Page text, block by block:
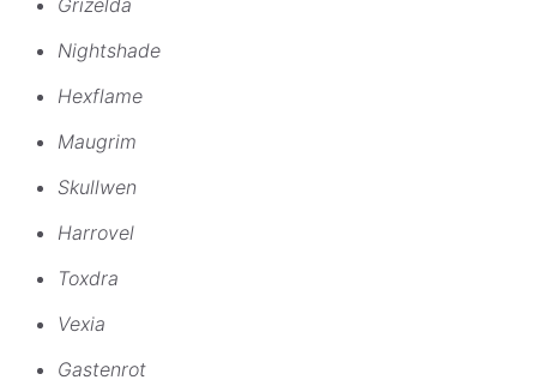
Grizelda
Nightshade
Hexflame
Maugrim
Skullwen
Harrovel
Toxdra
Vexia
Gastenrot